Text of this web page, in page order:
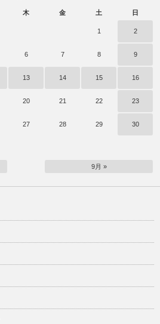
木 金 土 日
1 2
6 7 8 9
13 14 15 16
20 21 22 23
27 28 29 30
9月 »